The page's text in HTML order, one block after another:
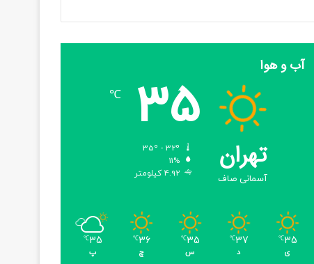
آب و هوا
تهران
آسمانی صاف
35
℃
11%
4.92 کیلومتر
35
℃
ی
37
℃
د
35
℃
س
36
℃
چ
35
℃
پ